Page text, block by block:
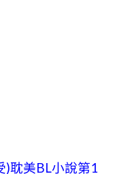
)耽美BL小說第1